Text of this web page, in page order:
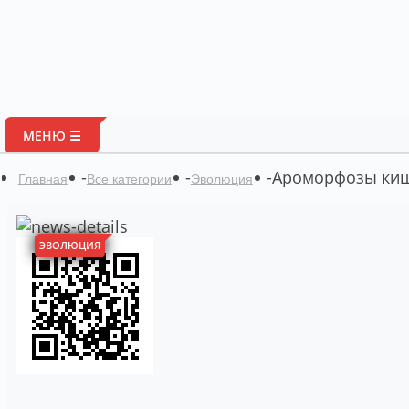
МЕНЮ ☰
Главная -Все категории -Эволюция -Ароморфозы
ЭВОЛЮЦИЯ